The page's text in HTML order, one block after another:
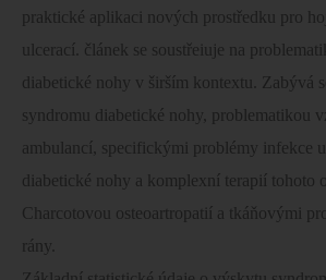
praktické aplikaci nových prostředku pro
ulcerací. článek se soustřeiuje na
diabetické nohy v širším kontextu. Zabývá
syndromu diabetické nohy, problematikou
ambulancí, specifickými problémy infekce u
diabetické nohy a komplexní terapií tohoto
Charcotovou osteoartropatií a tkáňovými
rány.